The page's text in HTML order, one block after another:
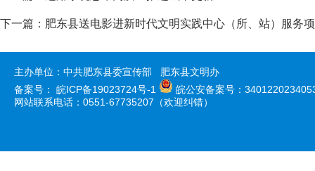
下一篇： 肥东县送电影进新时代文明实践中心（所、站）服务
主办单位：中共肥东县委宣传部 肥东县文明办
备案号： 皖ICP备19023724号-1
皖公安备案号：
网站联系电话：0551-67735207（欢迎纠错）